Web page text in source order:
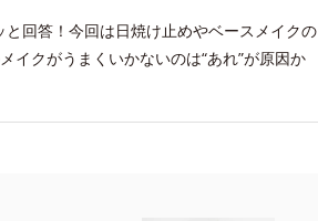
回答！今回は日焼け止めやベースメイクの
イクがうまくいかないのは“あれ”が原因か